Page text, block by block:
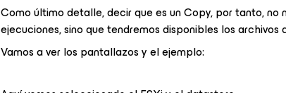
Como último detalle, decir que es un Copy, por tanto, no
ejecuciones, sino que tendremos disponibles los
Vamos a ver los pantallazos y el ejemplo: